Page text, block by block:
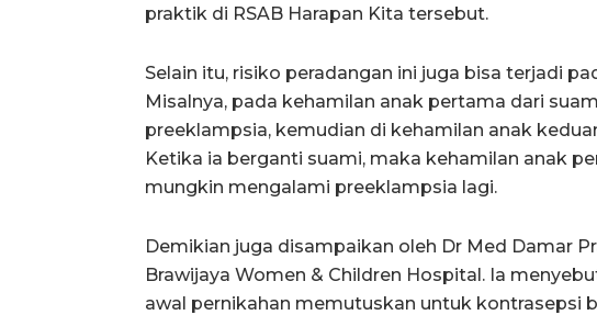
praktik di RSAB Harapan Kita tersebut.
Selain itu, risiko peradangan ini juga bisa terjadi
Misalnya, pada kehamilan anak pertama dari
preeklampsia, kemudian di kehamilan anak
Ketika ia berganti suami, maka kehamilan anak
mungkin mengalami preeklampsia lagi.
Demikian juga disampaikan oleh Dr Med Damar
Brawijaya Women & Children Hospital. Ia
awal pernikahan memutuskan untuk kontrasepsi